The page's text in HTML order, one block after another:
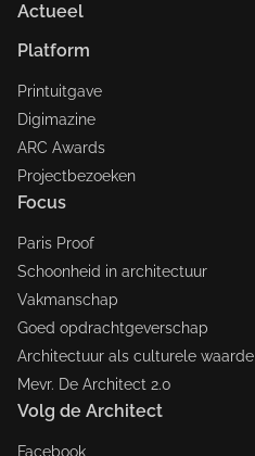
Actueel
Platform
Printuitgave
Digimazine
ARC Awards
Projectbezoeken
Focus
Paris Proof
Schoonheid in architectuur
Vakmanschap
Goed opdrachtgeverschap
Architectuur als culturele waarde
Mevr. De Architect 2.0
Volg de Architect
Facebook